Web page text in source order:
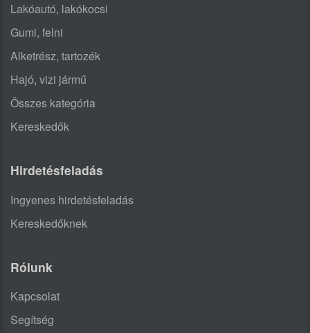
Lakóautó, lakókocsi
Gumi, felni
Alketrész, tartozék
Hajó, vizi jármű
Összes kategória
Kereskedők
Hirdetésfeladás
Ingyenes hirdetésfeladás
Kereskedőknek
Rólunk
Kapcsolat
Segítség